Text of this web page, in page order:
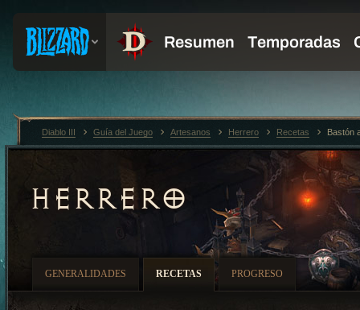
HERRERO
GENERALIDADES RECETAS PROGRESO
Diablo III Guía del Juego Artesanos Herrero Recetas Bastón